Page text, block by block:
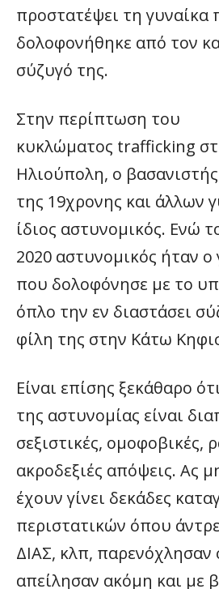
προστατέψει τη γυναίκα
δολοφονήθηκε από τον
σύζυγό της.
Στην περίπτωση του
κυκλώματος trafficking
Ηλιούπολη, ο
της 19χρονης και άλλων
ίδιος αστυνομικός. Ενώ
2020 αστυνομικός ήταν ο
που δολοφόνησε με το
όπλο την εν διαστάσει
φίλη της στην Κάτω
Είναι επίσης ξεκάθαρο
της αστυνομίας είναι
σεξιστικές, ομοφοβικές,
ακροδεξιές απόψεις. Ας
έχουν γίνει δεκάδες
περιστατικών όπου
ΔΙΑΣ, κλπ, παρενόχλησαν
απείλησαν ακόμη και με